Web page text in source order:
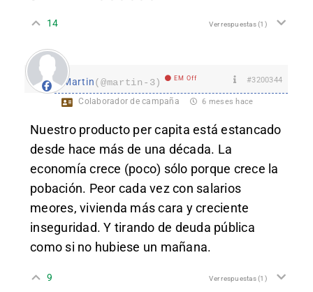
14 Ver respuestas(1)
Martin(@martin-3) EM Off #3200344
Colaborador de campaña 6 meses hace
Nuestro producto per capita está estancado
desde hace más de una década. La
economía crece (poco) sólo porque crece la
pobación. Peor cada vez con salarios
meores, vivienda más cara y creciente
inseguridad. Y tirando de deuda pública
como si no hubiese un mañana.
9 Ver respuestas(1)